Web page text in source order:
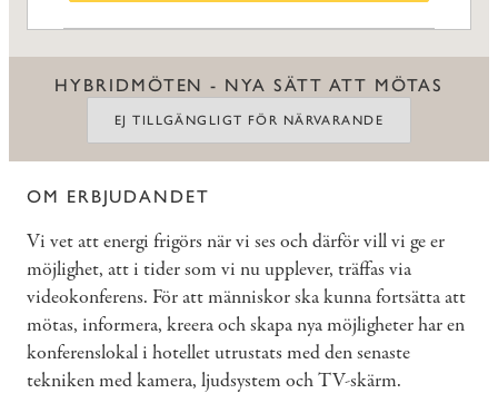
HYBRIDMÖTEN - NYA SÄTT ATT MÖTAS
EJ TILLGÄNGLIGT FÖR NÄRVARANDE
OM ERBJUDANDET
Vi vet att energi frigörs när vi ses och därför vill vi ge er
möjlighet, att i tider som vi nu upplever, träffas via
videokonferens. För att människor ska kunna fortsätta att
mötas, informera, kreera och skapa nya möjligheter har en
konferenslokal i hotellet utrustats med den senaste
tekniken med kamera, ljudsystem och TV-skärm.